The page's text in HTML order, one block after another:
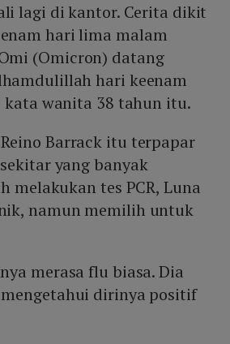
lagi di kantor. Cerita dikit
hari lima malam
(Omicron) datang
hari keenam
wanita 38 tahun itu.
Barrack itu terpapar
yang banyak
melakukan tes PCR, Luna
namun memilih untuk
merasa flu biasa. Dia
dirinya positif